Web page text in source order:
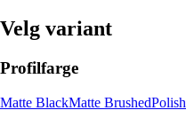
Velg variant
Profilfarge
Matte BlackMatte Brushed